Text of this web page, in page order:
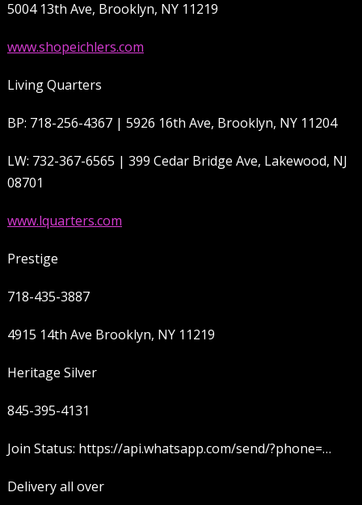
5004 13th Ave, Brooklyn, NY 11219
www.shopeichlers.com
Living Quarters
BP: 718-256-4367 | 5926 16th Ave, Brooklyn, NY 11204
LW: 732-367-6565 | 399 Cedar Bridge Ave, Lakewood, NJ
08701
www.lquarters.com
Prestige
718-435-3887
4915 14th Ave Brooklyn, NY 11219
Heritage Silver
845-395-4131
Join Status: https://api.whatsapp.com/send/?phone=…
Delivery all over